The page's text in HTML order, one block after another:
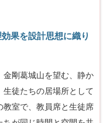
果を設計思想に織り
剛葛城山を望む、静か
徒たちの居場所として
室で、教員席と生徒席